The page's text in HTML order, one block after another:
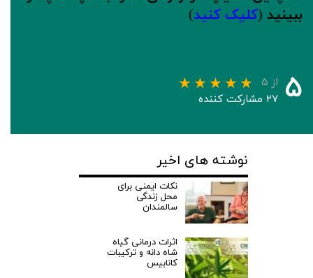
ببینید (کلیک کنید)
۵ از ۵
۲۷ مشارکت کننده
نوشته های اخیر
نکات ایمنی برای
محل زندگی
سالمندان
اثرات درمانی گیاه
شاه دانه و ترکیبات
کانابیس